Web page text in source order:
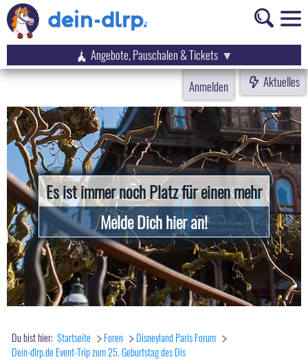
Angebote, Pauschalen & Tickets
Anmelden
Aktuelles
Es ist immer noch Platz für einen mehr
Melde Dich hier an!
Du bist hier: Startseite Foren
Disneyland Paris Forum
Dein-dlrp.de Event-Trip zum 25. Geburtstag des Dis